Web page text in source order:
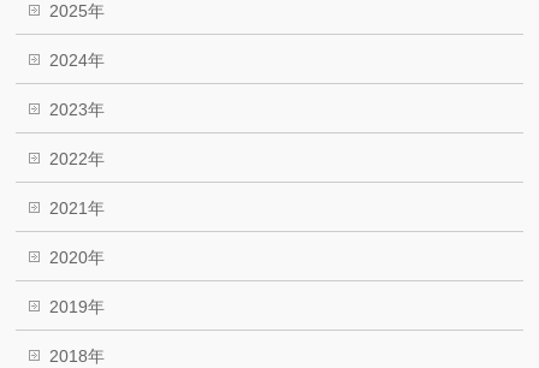
2025年
2024年
2023年
2022年
2021年
2020年
2019年
2018年